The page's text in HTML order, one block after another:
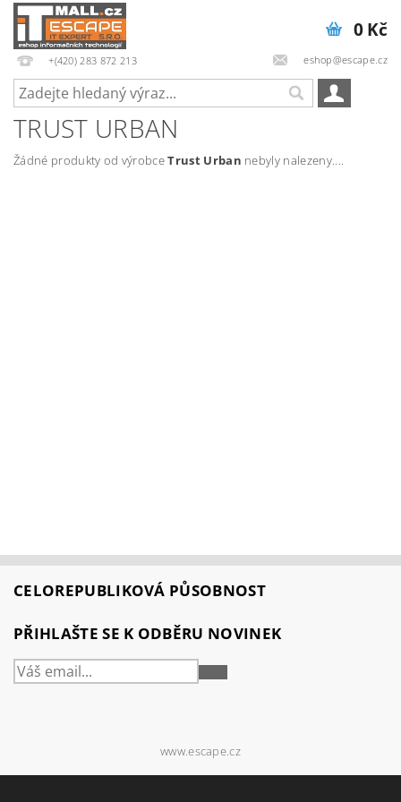
+(420) 283 872 213 eshop@escape.cz
0 Kč
TRUST URBAN
Žádné produkty od výrobceTrust Urban nebyly nalezeny....
CELOREPUBLIKOVÁ PŮSOBNOST
PŘIHLAŠTE SE K ODBĚRU NOVINEK
PŘIHLÁSIT
www.escape.cz